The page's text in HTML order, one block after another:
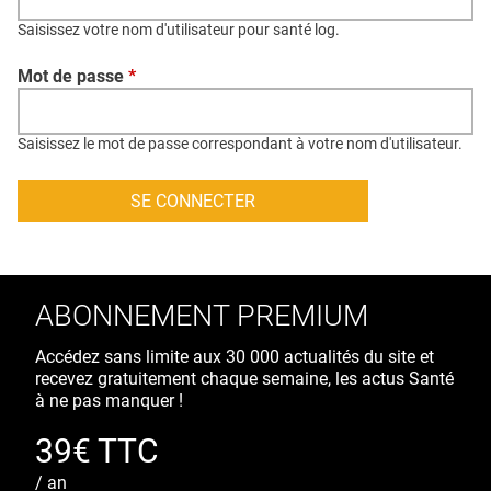
CONTACT
CRÉDITS
Saisissez votre nom d'utilisateur pour santé log.
Mot de passe *
Saisissez le mot de passe correspondant à votre nom d'utilisateur.
ABONNEMENT PREMIUM
Accédez sans limite aux 30 000 actualités du site et
recevez gratuitement chaque semaine, les actus Santé
à ne pas manquer !
39€ TTC
/ an